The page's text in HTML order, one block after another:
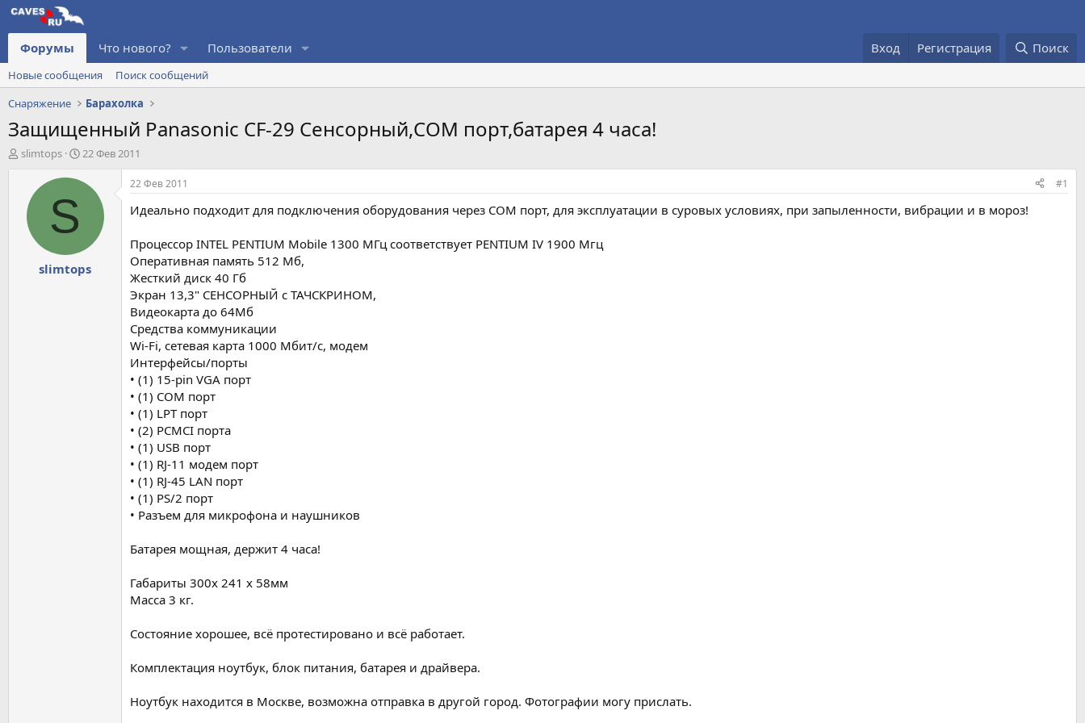
Форумы Что нового? Пользователи Вход Регистрация Поиск
Новые сообщения
Поиск сообщений
Снаряжение
Барахолка
Защищенный Panasonic CF-29 Сенсорный,COM порт,батарея 4 часа!
А
slimtops
Д
т
а
л
22 Фев 2011
S
slimtops
22 Фев 2011 #1
Идеально подходит для подключения оборудования через COM порт, для эксплуатации в суровых условиях, при запыленности, вибрации и в мороз!
Процессор INTEL PENTIUM Mobile 1300 МГц соответствует PENTIUM IV 1900 Мгц
Оперативная память 512 Мб,
Жесткий диск 40 Гб
Экран 13,3" СЕНСОРНЫЙ с ТАЧСКРИНОМ,
Видеокарта до 64Мб
Средства коммуникации
Wi-Fi, сетевая карта 1000 Мбит/c, модем
Интерфейсы/порты
• (1) 15-pin VGA порт
• (1) COM порт
• (1) LPT порт
• (2) PCMCI порта
• (1) USB порт
• (1) RJ-11 модем порт
• (1) RJ-45 LAN порт
• (1) PS/2 порт
• Разъем для микрофона и наушников
Батарея мощная, держит 4 часа!
Габариты 300x 241 x 58мм
Масса 3 кг.
Состояние хорошее, всё протестировано и всё работает.
Комплектация ноутбук, блок питания, батарея и драйвера.
Ноутбук находится в Москве, возможна отправка в другой город. Фотографии могу прислать.